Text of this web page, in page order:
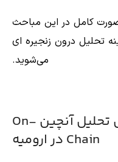
کامل در این مباحث
تحلیل درون زنجیره ای
می‌شوید.
سرفصل های آموزش تحلیل آنچین On-
Chain در ارومیه